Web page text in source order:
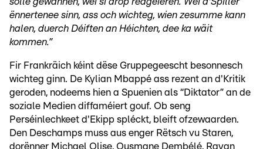
ënnertenee sinn, ass och wichteg, wien zesumme kann
halen, duerch Déiften an Héichten, dee ka wäit
kommen.”
Fir Frankräich kéint dëse Gruppegeescht besonnesch
wichteg ginn. De Kylian Mbappé ass rezent an d'Kritik
geroden, nodeems hien a Spuenien als “Diktator” an de
soziale Medien diffaméiert gouf. Ob seng
Perséinlechkeet d'Ekipp spléckt, bleift ofzewaarden.
Den Deschamps muss aus enger Rëtsch vu Staren,
dorënner Michael Olise, Ousmane Dembélé, Rayan